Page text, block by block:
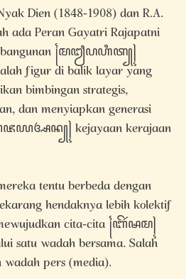
Dien (1848-1908) dan R.A.
ada Peran Gayatri Rajapatni
꧌ꦩꦙꦥꦲꦶꦠ꧀꧍
figur di balik layar yang
bimbingan strategis,
dan menyiapkan generasi
kejayaan kerajaan
tentu berbeda dengan
hendaknya lebih kolektif
cita-cita ꧌ꦧꦼꦂꦰꦩ꧍
satu wadah bersama. Salah
pers (media).